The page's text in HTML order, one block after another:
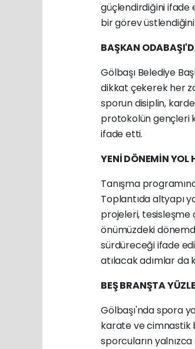
güçlendirdiğini ifade
bir görev
BAŞKAN
Gölbaşı Belediye
dikkat çekerek her
sporun disiplin,
protokolün gençleri
ifade etti.
YENİ DÖNEMİN
Tanışma
Toplantıda altyapı
projeleri, tesisleşme
önümüzdeki
sürdüreceği ifade
atılacak adımlar da
BEŞ BRANŞTA
Gölbaşı'nda spora
karate ve cimnastik
sporcuların